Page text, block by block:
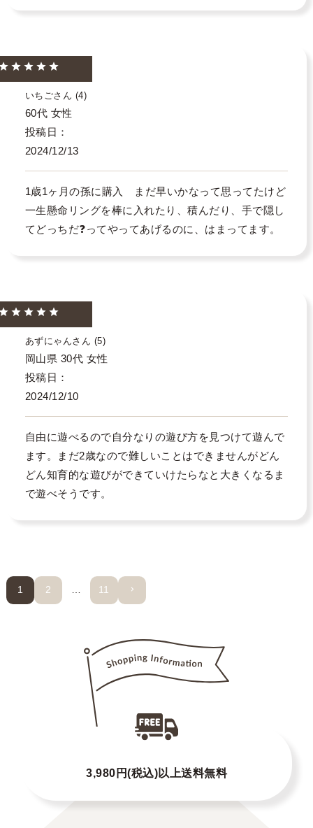
いちご 4
60代 女性
投稿日
2024/12/13
1歳1ヶ月の孫に購入　まだ早いかなって思ってたけど
一生懸命リングを棒に入れたり、積んだり、手で隠し
てどっちだ❓ってやってあげるのに、はまってます。
あずにゃん 5
岡山県 30代 女性
投稿日
2024/12/10
自由に遊べるので自分なりの遊び方を見つけて遊んで
ます。まだ2歳なので難しいことはできませんがどん
どん知育的な遊びができていけたらなと大きくなるま
で遊べそうです。
1 2 … 11
3,980円(税込)以上送料無料